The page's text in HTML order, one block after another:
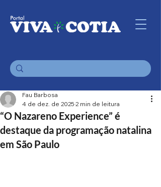
“O Nazareno Experience” é
destaque da programação natalina
em São Paulo
Fau Barbosa
4 de dez. de 2025 2 min de leitura